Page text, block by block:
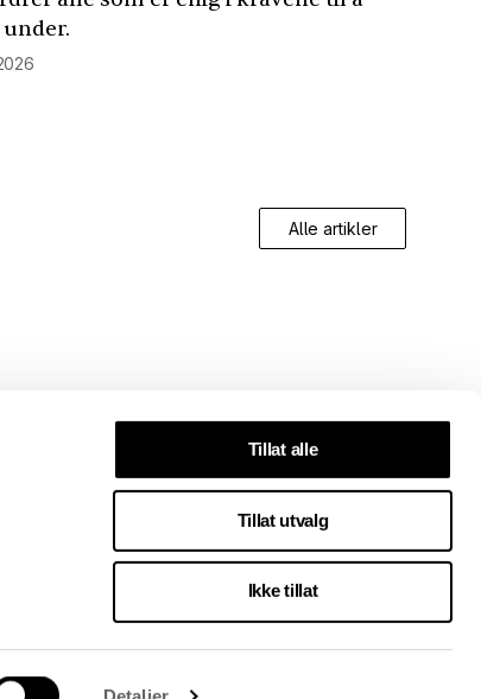
Tillat alle
Tillat utvalg
Ikke tillat
Alle artikler